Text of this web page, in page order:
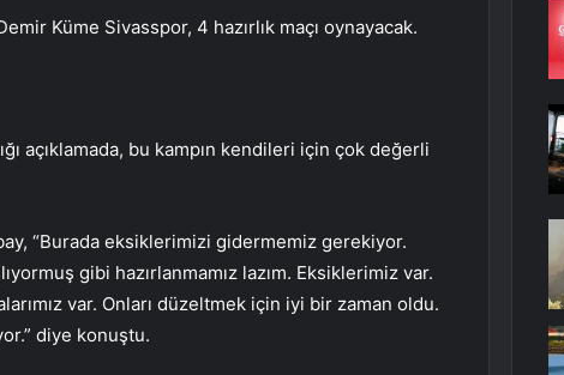
Küme Sivasspor, 4 hazırlık maçı oynayacak.
açıklamada, bu kampın kendileri için çok değerli
“Burada eksiklerimizi gidermemiz gerekiyor.
gibi hazırlanmamız lazım. Eksiklerimiz var.
var. Onları düzeltmek için iyi bir zaman oldu.
diye konuştu.